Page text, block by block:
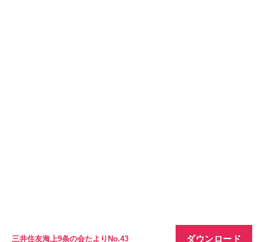
三井住友海上9条の会たよりNo.43 ダウンロード